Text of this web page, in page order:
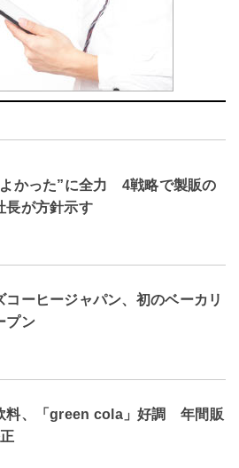
かった”に全力 4戦略で製販の
が方針示す
コーヒージャパン、初のベーカリ
プン
料、「green cola」好調 年間販